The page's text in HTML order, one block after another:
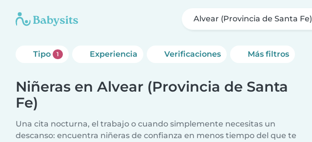
Alvear (Provincia de Santa Fe)
Tipo 1 Experiencia Verificaciones Más filtros
Niñeras en Alvear (Provincia de Santa
Fe)
Una cita nocturna, el trabajo o cuando simplemente necesitas un
descanso: encuentra niñeras de confianza en menos tiempo del que te